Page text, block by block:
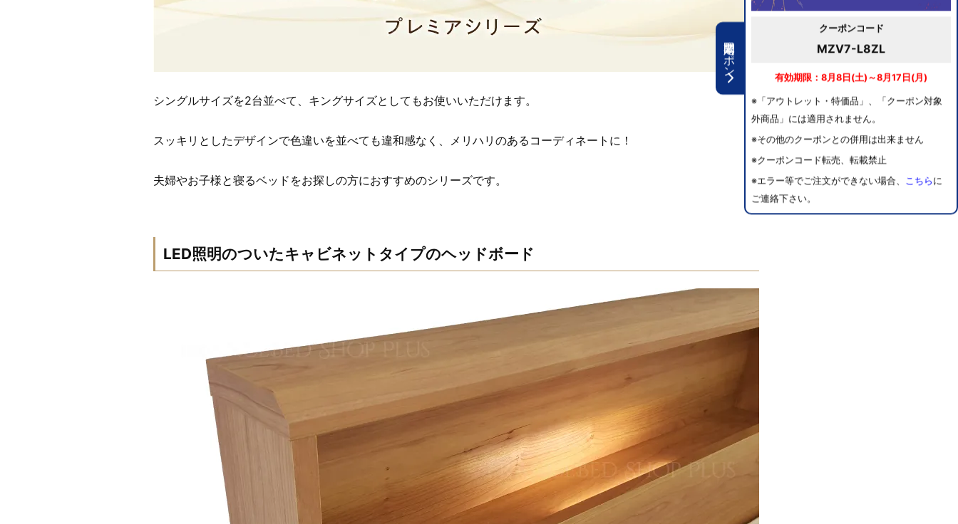
期間限定クーポン
クーポンコード
MZV7-L8ZL
有効期限：8月8日(土)～8月17日(月)
※「アウトレット・特価品」、「クーポン対象
外商品」には適用されません。
※その他のクーポンとの併用は出来ません
※クーポンコード転売、転載禁止
※エラー等でご注文ができない場合、 こちら に
ご連絡下さい。
シングルサイズを2台並べて、キングサイズとしてもお使いいただけます。
スッキリとしたデザインで色違いを並べても違和感なく、メリハリのあるコーディネートに！
夫婦やお子様と寝るベッドをお探しの方におすすめのシリーズです。
LED照明のついたキャビネットタイプのヘッドボード